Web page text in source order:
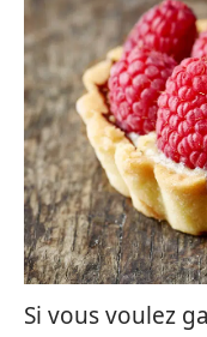
Si vous voulez